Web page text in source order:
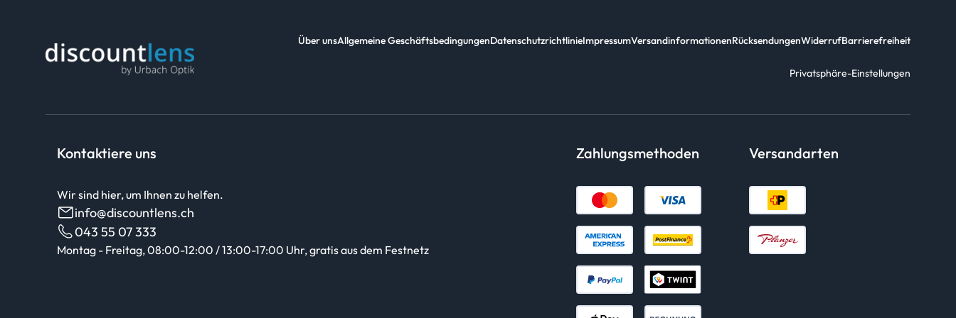
Über unsAllgemeine GeschäftsbedingungenDatenschutzrichtlinieImpressumVersandinformationenRücksendungenWiderrufBarrierefreiheit
Privatsphäre-Einstellungen
Kontaktiere uns
Wir sind hier, um Ihnen zu helfen.
info@discountlens.ch
043 55 07 333
Montag - Freitag, 08:00-12:00 / 13:00-17:00 Uhr, gratis aus dem Festnetz
Zahlungsmethoden Versandarten